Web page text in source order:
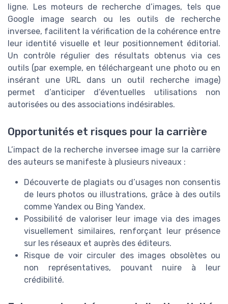
ligne. Les moteurs de recherche d’images, tels que
Google image search ou les outils de recherche
inversee, facilitent la vérification de la cohérence entre
leur identité visuelle et leur positionnement éditorial.
Un contrôle régulier des résultats obtenus via ces
outils (par exemple, en téléchargeant une photo ou en
insérant une URL dans un outil recherche image)
permet d’anticiper d’éventuelles utilisations non
autorisées ou des associations indésirables.
Opportunités et risques pour la carrière
L’impact de la recherche inversee image sur la carrière
des auteurs se manifeste à plusieurs niveaux :
Découverte de plagiats ou d’usages non consentis
de leurs photos ou illustrations, grâce à des outils
comme Yandex ou Bing Yandex.
Possibilité de valoriser leur image via des images
visuellement similaires, renforçant leur présence
sur les réseaux et auprès des éditeurs.
Risque de voir circuler des images obsolètes ou
non représentatives, pouvant nuire à leur
crédibilité.